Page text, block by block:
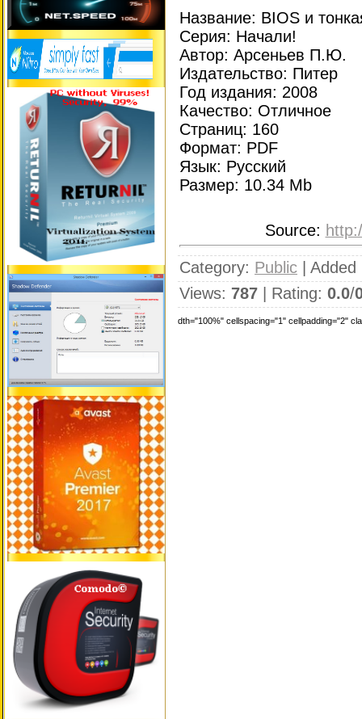
Название: BIOS и
Серия: Начали!
Автор: Арсеньев П.Ю.
Издательство: Питер
Год издания: 2008
Качество: Отличное
Страниц: 160
Формат: PDF
Язык: Русский
Размер: 10.34 Mb
Source:
Category: Public | Added
Views: 787 | Rating: 0.0/
dth="100%" cellspacing="1" cellpadding="2"